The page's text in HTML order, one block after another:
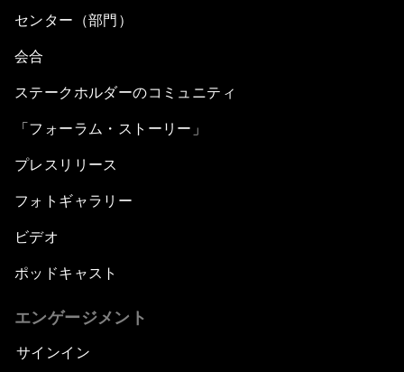
センター（部門）
会合
ステークホルダーのコミュニティ
「フォーラム・ストーリー」
プレスリリース
フォトギャラリー
ビデオ
ポッドキャスト
エンゲージメント
サインイン